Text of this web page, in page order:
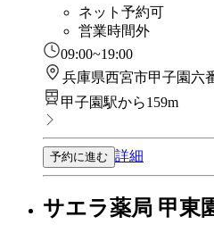
ネット予約可
営業時間外
09:00~19:00
兵庫県西宮市甲子園六
甲子園駅から159m
予約に進む 詳細
サエラ薬局 甲東